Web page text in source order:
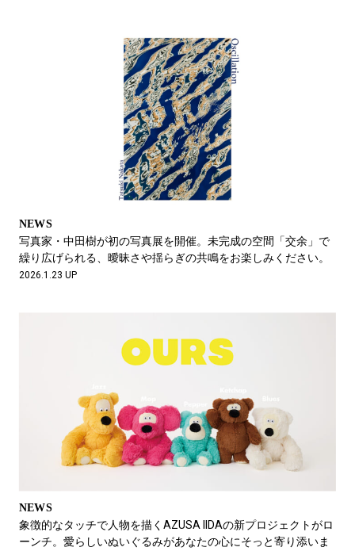
NEWS
写真家・中田樹が初の写真展を開催。未完成の空間「交余」で
繰り広げられる、曖昧さや揺らぎの共鳴をお楽しみください。
2026.1.23 UP
NEWS
象徴的なタッチで人物を描くAZUSA IIDAの新プロジェクトがロ
ーンチ。愛らしいぬいぐるみがあなたの心にそっと寄り添いま